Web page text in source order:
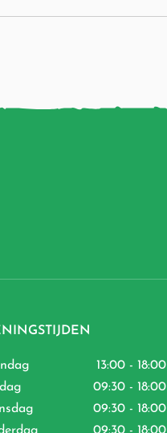
13:00 - 18:00
09:30 - 18:00
09:30 - 18:00